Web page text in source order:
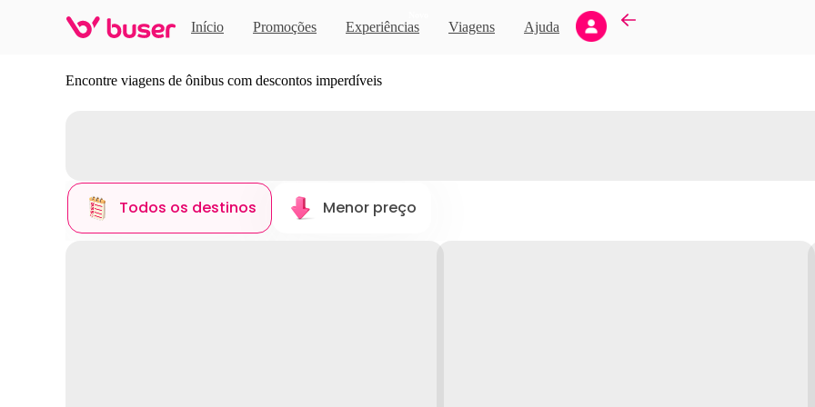
Início Promoções Experiências Viagens Ajuda
Descubra novos destinos
Encontre viagens de ônibus com descontos imperdíveis
Todos os destinos Menor preço